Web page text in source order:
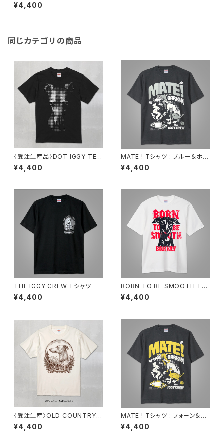
年6月7日まで
¥4,400
同じカテゴリの商品
〈受注生産品〉DOT IGGY TEE
※受注締切2026年6月7日まで
¥4,400
MATE ! Tシャツ : ブルー＆ホワ
イト
¥4,400
THE IGGY CREW Tシャツ
¥4,400
BORN TO BE SMOOTH Tシ
ャツ : ホワイト／ネオンレッド
¥4,400
〈受注生産〉OLD COUNTRY
TEE ※受注締切2026年6月7
日まで
¥4,400
MATE ! Tシャツ : フォーン＆ホ
ワイト
¥4,400